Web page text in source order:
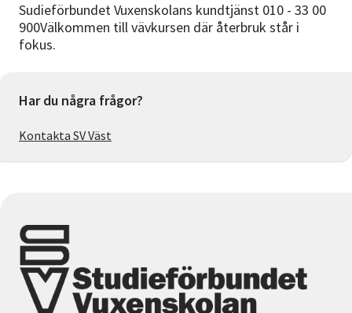
Sudieförbundet Vuxenskolans kundtjänst 010 - 33 00
900Välkommen till vävkursen där återbruk står i
fokus.
Har du några frågor?
Kontakta SV Väst